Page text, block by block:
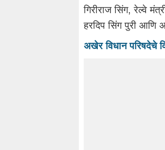
गिरीराज सिंग, रेल्वे
हरदिप सिंग पुरी आणि
अखेर विधान परिषदेचे